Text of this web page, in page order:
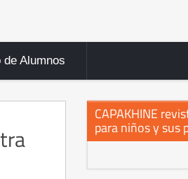
Alumnos
CAPAKHINE
para niños y sus